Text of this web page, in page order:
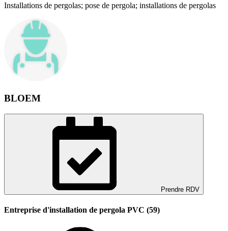
Installations de pergolas; pose de pergola; installations de pergolas
BLOEM
Prendre RDV
Entreprise d'installation de pergola PVC (59)